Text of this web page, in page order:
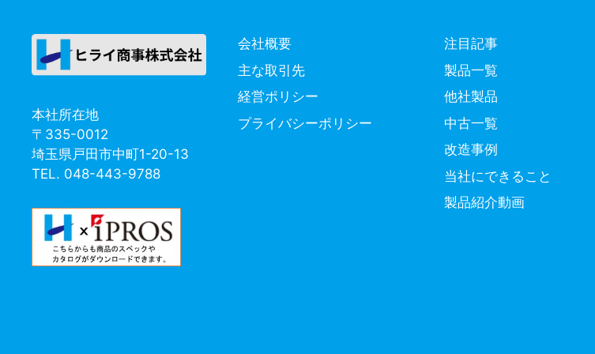
本社所在地
〒335-0012
埼玉県戸田市中町1-20-13
TEL. 048-443-9788
会社概要
主な取引先
経営ポリシー
プライバシーポリシー
注目記事
製品一覧
他社製品
中古一覧
改造事例
当社にできること
製品紹介動画